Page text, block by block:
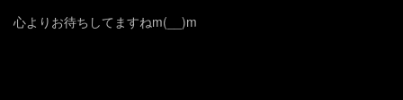
心よりお待ちしてますねm(__)m